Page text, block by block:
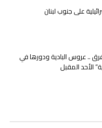
.. عروس البادية ودورها في
الأحد المقبل